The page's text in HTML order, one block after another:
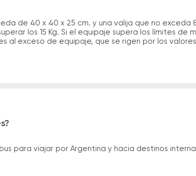
de 40 x 40 x 25 cm. y una valija que no exceda
los 15 Kg. Si el equipaje supera los límites de
al exceso de equipaje, que se rigen por los
para viajar por Argentina y hacia destinos